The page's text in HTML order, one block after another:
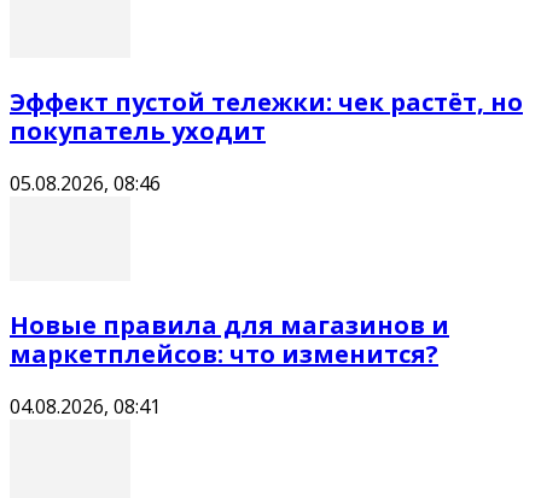
Эффект пустой тележки: чек растёт, но
покупатель уходит
05.08.2026, 08:46
Новые правила для магазинов и
маркетплейсов: что изменится?
04.08.2026, 08:41